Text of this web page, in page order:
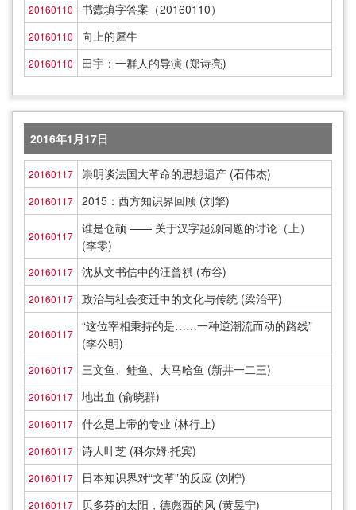
20160110 书蠹填字答案（20160110）
20160110 向上的犀牛
20160110 田宇：一群人的导演 (郑诗亮)
2016年1月17日
20160117 崇明谈法国大革命的思想遗产 (石伟杰)
20160117 2015：西方知识界回顾 (刘擎)
20160117
谁是仓颉 —— 关于汉字起源问题的讨论（上）
(李零)
20160117 沈从文书信中的汪曾祺 (布谷)
20160117 政治与社会变迁中的文化与传统 (梁治平)
20160117
“这位宰相秉持的是……一种逆潮流而动的路线”
(李公明)
20160117 三文鱼、鲑鱼、大马哈鱼 (新井一二三)
20160117 地出血 (俞晓群)
20160117 什么是上帝的专业 (林行止)
20160117 诗人叶芝 (科尔姆·托宾)
20160117 日本知识界对“文革”的反应 (刘柠)
20160117 贝多芬的太阳，德彪西的风 (黄昱宁)